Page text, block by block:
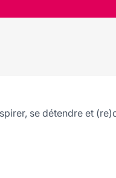
se détendre et